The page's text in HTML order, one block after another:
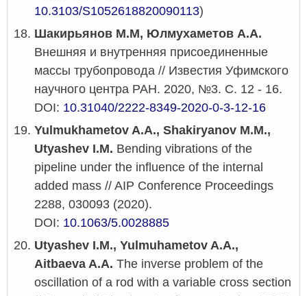
10.3103/S1052618820090113)
Шакирьянов М.М, Юлмухаметов А.А.
Внешняя и внутренняя присоединенные
массы трубопровода // Известия Уфимского
научного центра РАН. 2020, №3. С. 12 - 16.
DOI: 10.31040/2222-8349-2020-0-3-12-16
Yulmukhametov A.A., Shakiryanov M.M.,
Utyashev I.M. Bending vibrations of the
pipeline under the influence of the internal
added mass // AIP Conference Proceedings
2288, 030093 (2020).
DOI: 10.1063/5.0028885
Utyashev I.M., Yulmuhametov A.A.,
Aitbaeva A.A. The inverse problem of the
oscillation of a rod with a variable cross section